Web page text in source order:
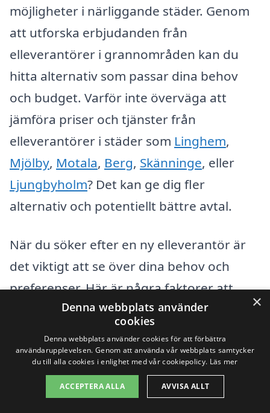
möjligheter i närliggande städer. Genom
att utforska erbjudanden från
elleverantörer i grannområden kan du
hitta alternativ som passar dina behov
och budget. Varför inte överväga att
jämföra priser och tjänster från
elleverantörer i städer som Linghem,
Mjölby, Motala, Berg, Skänninge, eller
Ljungbyholm? Det kan ge dig fler
alternativ och potentiellt bättre avtal.
När du söker efter en ny elleverantör är
det viktigt att se över dina behov och
preferenser. Här är några faktorer att
tänka på:
Kostnad: Jämför priser för att hitta det
mest konkurrenskraftiga erbjudandet.
Avtalad tid: Kolla vilken bindningstid
×
Denna webbplats använder
cookies
Denna webbplats använder cookies för att förbättra
användarupplevelsen. Genom att använda vår webbplats samtycker
du till alla cookies i enlighet med vår cookiepolicy. Läs mer
ACCEPTERA ALLA AVVISA ALLT